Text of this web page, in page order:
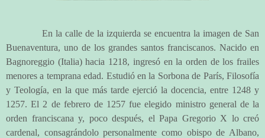
En la calle de la izquierda se encuentra la imagen de San
Buenaventura, uno de los grandes santos franciscanos. Nacido en
Bagnoreggio (Italia) hacia 1218, ingresó en la orden de los frailes
menores a temprana edad. Estudió en la Sorbona de París, Filosofía
y Teología, en la que más tarde ejerció la docencia, entre 1248 y
1257. El 2 de febrero de 1257 fue elegido ministro general de la
orden franciscana y, poco después, el Papa Gregorio X lo creó
cardenal, consagrándolo personalmente como obispo de Albano,